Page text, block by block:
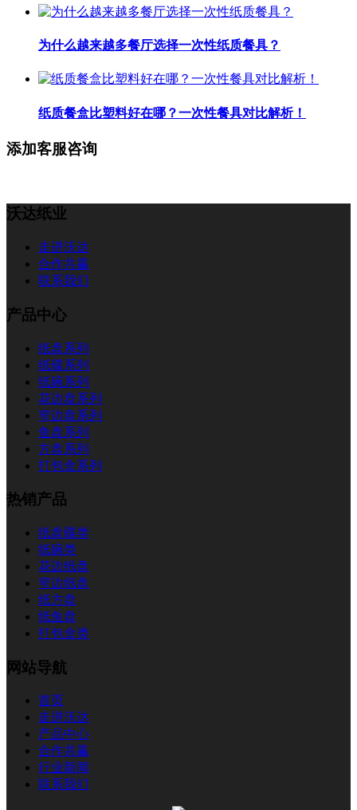
为什么越来越多餐厅选择一次性纸质餐具？
纸质餐盒比塑料好在哪？一次性餐具对比解析！
添加客服咨询
沃达纸业
走进沃达
合作共赢
联系我们
产品中心
纸盘系列
纸碟系列
纸碗系列
花边盘系列
窄边盘系列
鱼盘系列
方盘系列
打包盒系列
热销产品
纸盘碟类
纸碗类
花边纸盘
窄边纸盘
纸方盘
纸鱼盘
打包盒类
网站导航
首页
走进沃达
产品中心
合作共赢
行业新闻
联系我们